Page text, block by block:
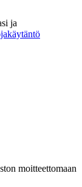
ja
moitteettomaan